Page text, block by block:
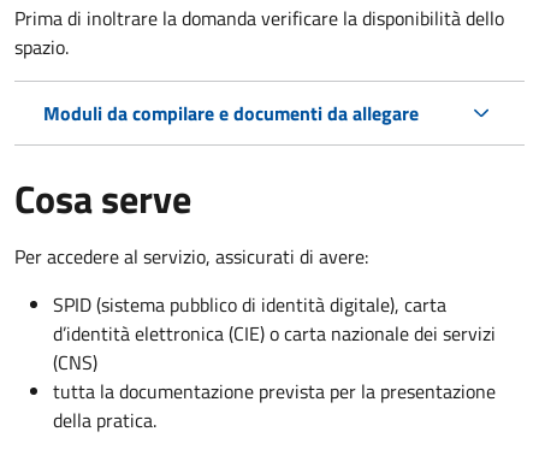
Prima di inoltrare la domanda verificare la disponibilità dello
spazio.
Moduli da compilare e documenti da allegare
Cosa serve
Per accedere al servizio, assicurati di avere:
SPID (sistema pubblico di identità digitale), carta
d’identità elettronica (CIE) o carta nazionale dei servizi
(CNS)
tutta la documentazione prevista per la presentazione
della pratica.